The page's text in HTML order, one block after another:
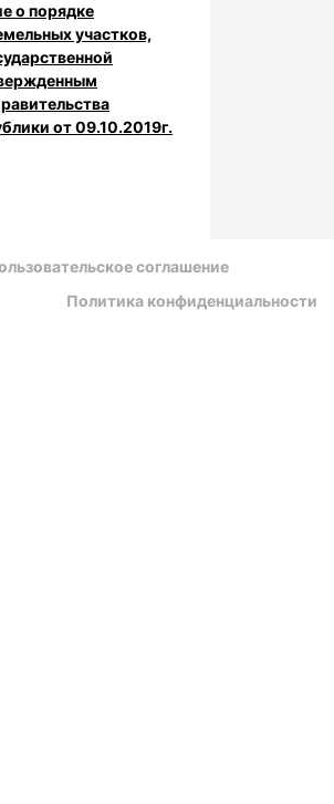
о порядке
участков,
от 09.10.2019г.
соглашение
Политика конфиденциальности